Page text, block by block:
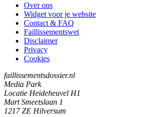
Over ons
Widget voor je website
Contact & FAQ
Faillissementswet
Disclaimer
Privacy
Cookies
faillissementsdossier.nl
Media Park
Locatie Heideheuvel H1
Mart Smeetslaan 1
1217 ZE Hilversum